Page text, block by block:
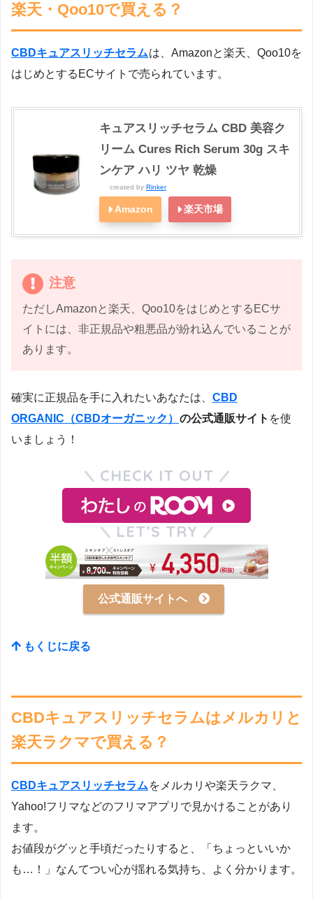
楽天・Qoo10で買える？
CBDキュアスリッチセラムは、Amazonと楽天、Qoo10を
はじめとするECサイトで売られています。
キュアスリッチセラム CBD 美容ク
リーム Cures Rich Serum 30g スキ
ンケア ハリ ツヤ 乾燥
created by Rinker
Amazon 楽天市場
注意
ただしAmazonと楽天、Qoo10をはじめとするECサ
イトには、非正規品や粗悪品が紛れ込んでいることが
あります。
確実に正規品を手に入れたいあなたは、 CBD
ORGANIC（CBDオーガニック） の公式通販サイト を使
いましょう！
CHECK IT OUT
LET’S TRY
公式通販サイトへ
もくじに戻る
CBDキュアスリッチセラムはメルカリと
楽天ラクマで買える？
CBDキュアスリッチセラム をメルカリや楽天ラクマ、
Yahoo!フリマなどのフリマアプリで見かけることがあり
ます。
お値段がグッと手頃だったりすると、「ちょっといいか
も…！」なんてつい心が揺れる気持ち、よく分かります。